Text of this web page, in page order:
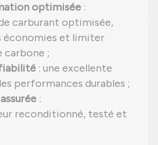
optimisée :
carburant optimisée,
économies et limiter
;
: une excellente
performances durables ;
:
reconditionné, testé et